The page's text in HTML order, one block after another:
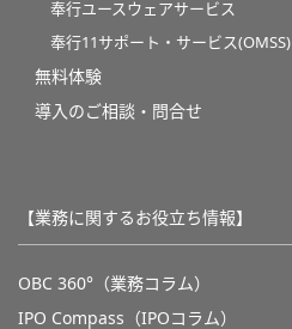
奉行ユースウェアサービス
奉行11サポート・サービス(OMSS)
無料体験
導入のご相談・問合せ
【業務に関するお役立ち情報】
OBC 360°（業務コラム）
IPO Compass（IPOコラム）